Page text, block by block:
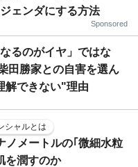
ェンダにする方法
Sponsored
るのがイヤ」ではな
田勝家との自害を選ん
解できない"理由
シャルとは
ノメートルの｢微細水粒
を潤すのか